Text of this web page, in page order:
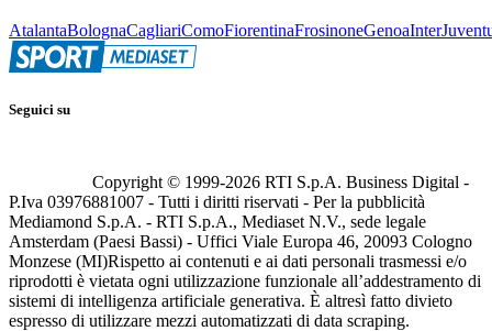
AtalantaBolognaCagliariComoFiorentinaFrosinoneGenoaInter
Seguici su
Copyright © 1999-2026 RTI S.p.A. Business Digital -
P.Iva 03976881007 - Tutti i diritti riservati - Per la pubblicità
Mediamond S.p.A. - RTI S.p.A., Mediaset N.V., sede legale
Amsterdam (Paesi Bassi) - Uffici Viale Europa 46, 20093 Cologno
Monzese (MI)Rispetto ai contenuti e ai dati personali trasmessi e/o
riprodotti è vietata ogni utilizzazione funzionale all’addestramento di
sistemi di intelligenza artificiale generativa. È altresì fatto divieto
espresso di utilizzare mezzi automatizzati di data scraping.